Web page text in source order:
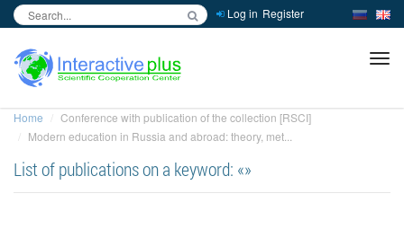
Log in Register
Home
Conference with publication of the collection [RSCI]
Modern education in Russia and abroad: theory, met...
List of publications on a keyword: «»